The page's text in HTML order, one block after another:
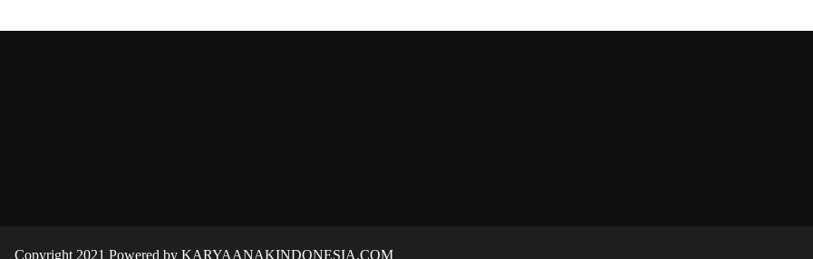
Copyright 2021 Powered by KARYAANAKINDONESIA.COM